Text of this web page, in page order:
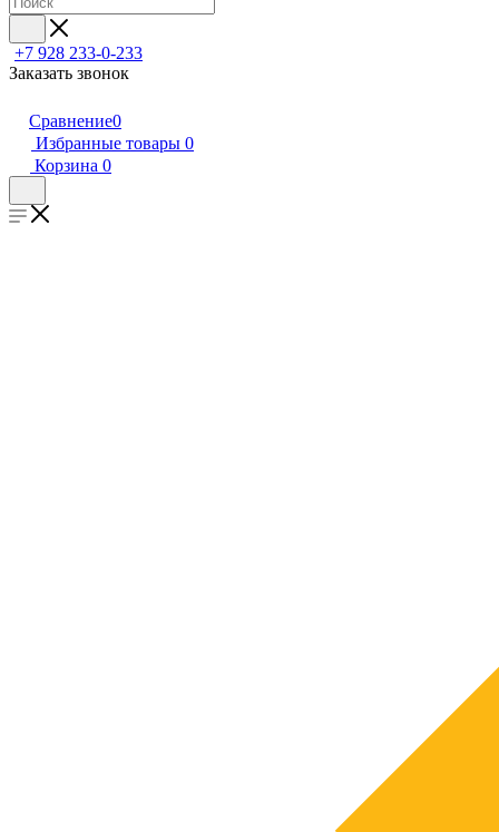
+7 928 233-0-233
Заказать звонок
Сравнение0
Избранные товары 0
Корзина 0